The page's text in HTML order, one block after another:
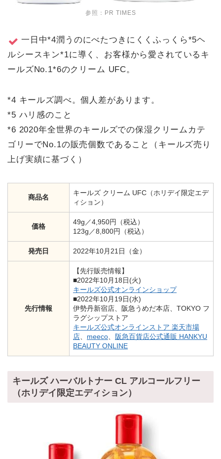
参照： PR TIMES
一日中*4潤うのにべたつきにくくふっくら*5ヘ
ルシースキン*1に導く、お客様から愛されているキ
ールズNo.1*6のクリーム UFC。
*4 キールズ調べ。個人差があります。
*5 ハリ感のこと
*6 2020年全世界のキールズでの保湿クリームカテ
ゴリーでNo.1の販売個数であること（キールズ売り
上げ実績に基づく）
商品名
キールズ クリーム UFC（ホリデイ限定エデ
ィション）
価格
49g／4,950円（税込）
123g／8,800円（税込）
発売日 2022年10月21日（金）
先行情報
【先行販売情報】
■2022年10月18日(火)
キールズ公式オンラインショップ
■2022年10月19日(水)
伊勢丹新宿店、阪急うめだ本店、TOKYO フ
ラグシップストア
キールズ公式オンラインストア 楽天市場
店、 meeco、
阪急百貨店公式通販 HANKYU
BEAUTY ONLINE
キールズ ハーバルトナー CL アルコールフリー
（ホリデイ限定エディション）